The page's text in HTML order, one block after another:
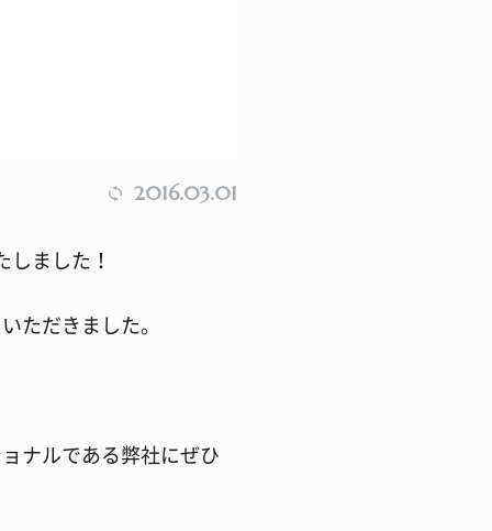
2016.03.01
ました！
ただきました。
ナルである弊社にぜひ